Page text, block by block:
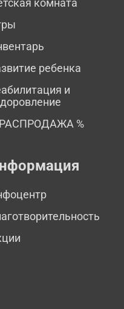
ребенка
и
РАСПРОДАЖА %